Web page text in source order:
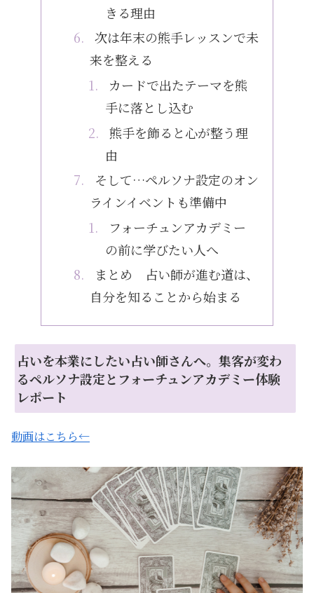
きる理由
次は年末の熊手レッスンで未
来を整える
カードで出たテーマを熊
手に落とし込む
熊手を飾ると心が整う理
由
そして…ペルソナ設定のオン
ラインイベントも準備中
フォーチュンアカデミー
の前に学びたい人へ
まとめ 占い師が進む道は、
自分を知ることから始まる
占いを本業にしたい占い師さんへ。集客が変わ
るペルソナ設定とフォーチュンアカデミー体験
レポート
動画はこちら←